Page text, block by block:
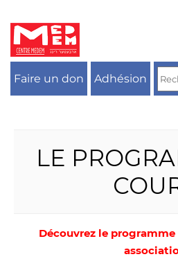
contenu
Faire un don Adhésion
LE
Découvrez le